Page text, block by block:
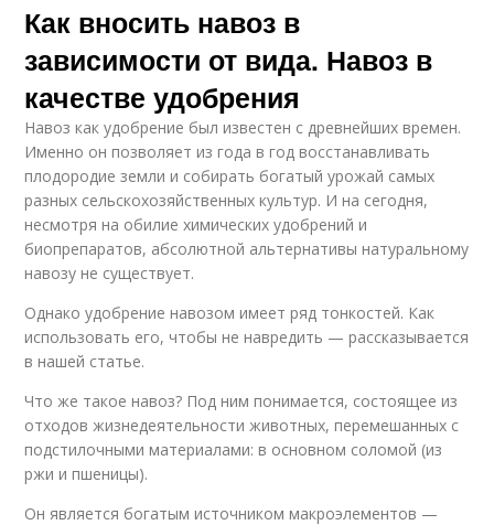
Как вносить навоз в
зависимости от вида. Навоз в
качестве удобрения
Навоз как удобрение был известен с древнейших времен.
Именно он позволяет из года в год восстанавливать
плодородие земли и собирать богатый урожай самых
разных сельскохозяйственных культур. И на сегодня,
несмотря на обилие химических удобрений и
биопрепаратов, абсолютной альтернативы натуральному
навозу не существует.
Однако удобрение навозом имеет ряд тонкостей. Как
использовать его, чтобы не навредить — рассказывается
в нашей статье.
Что же такое навоз? Под ним понимается, состоящее из
отходов жизнедеятельности животных, перемешанных с
подстилочными материалами: в основном соломой (из
ржи и пшеницы).
Он является богатым источником макроэлементов —